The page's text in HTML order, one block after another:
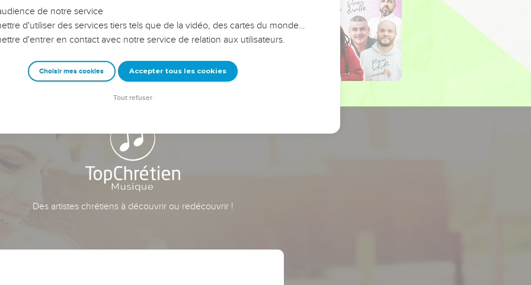
et responsables reviennent sur les erreurs
avec plus de sagesse afin que leurs erreurs
ministère, une équipe, un groupe ou une famille,
Des artistes chrétiens à découvrir ou redécouvrir !
de notre service
d'utiliser des services tiers tels que de la vidéo, des cartes du monde…
d'entrer en contact avec notre service de relation aux utilisateurs.
Choisir mes cookies Accepter tous les cookies
Tout refuser